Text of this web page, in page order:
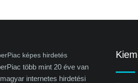
több mint 20 éve van
internetes hirdetési